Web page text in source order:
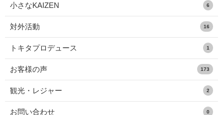
小さなKAIZEN 6
対外活動 16
トキタプロデュース 1
お客様の声 173
観光・レジャー 2
お問い合わせ 0